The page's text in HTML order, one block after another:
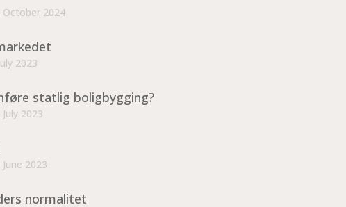
October 2024
2023
statlig boligbygging?
July 2023
June 2023
normalitet